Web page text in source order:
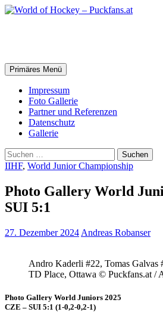
Zum
Suchen
Primäres Menü
Impressum
Foto Gallerie
Partner und Referenzen
Datenschutz
Gallerie
Suchen
nach:
IIHF, World Junior Championship
Photo Gallery World
SUI 5:1
27. Dezember 2024 Andreas Robanser
Andro Kaderli #22, Tomas
TD Place, Ottawa © Puckfans.at /
Photo Gallery World Juniors 2025
CZE – SUI 5:1 (1-0,2-0,2-1)